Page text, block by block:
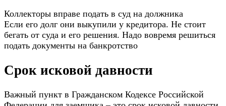
Коллекторы вправе подать в суд на должника
Если его долг они выкупили у кредитора. Не стоит
бегать от суда и его решения. Надо вовремя решиться
подать документы на банкротство
Срок исковой давности
Важный пункт в Гражданском Кодексе Российской